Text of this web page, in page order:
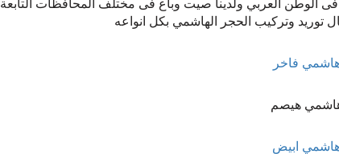
الوطن العربي ولدينا صيت وباع فى مختلف المحافظات التابعة
توريد وتركيب الحجر الهاشمي بكل انواعه
فاخر
هيصم
ابيض